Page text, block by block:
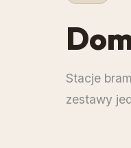
Stacje
zestawy